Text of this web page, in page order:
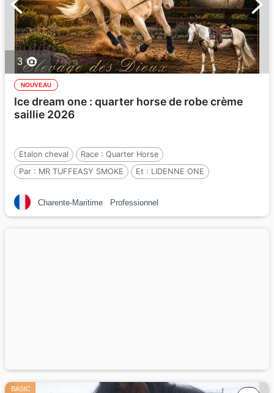
3
NOUVEAU
Ice dream one : quarter horse de robe crème
saillie 2026
Etalon cheval Race : Quarter Horse
Par : MR TUFFEASY SMOKE Et : LIDENNE ONE
Charente-Maritime
Professionnel
BASIC